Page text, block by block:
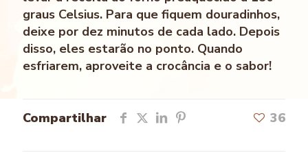
graus Celsius. Para que fiquem douradinhos,
deixe por dez minutos de cada lado. Depois
disso, eles estarão no ponto. Quando
esfriarem, aproveite a crocância e o sabor!
Compartilhar 36